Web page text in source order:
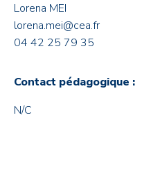
Lorena MEI
lorena.mei@cea.fr
04 42 25 79 35
Contact pédagogique :
N/C